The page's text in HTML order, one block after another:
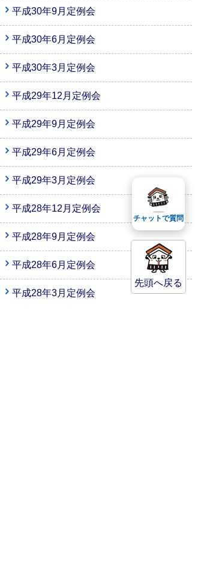
平成30年9月定例会
平成30年6月定例会
平成30年3月定例会
平成29年12月定例会
平成29年9月定例会
平成29年6月定例会
平成29年3月定例会
平成28年12月定例会
平成28年9月定例会
平成28年6月定例会
平成28年3月定例会
先頭へ戻る
チャットで質問